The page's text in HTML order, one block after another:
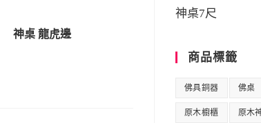
神桌 龍虎邊
神桌7尺
商品標籤
佛具銅器 佛桌
原木櫥櫃 原木